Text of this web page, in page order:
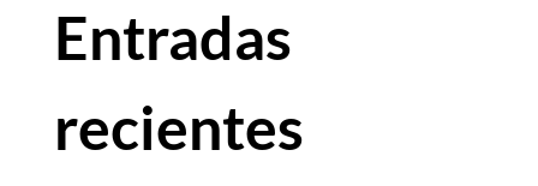
Entradas
recientes